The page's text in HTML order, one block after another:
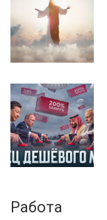
Работа